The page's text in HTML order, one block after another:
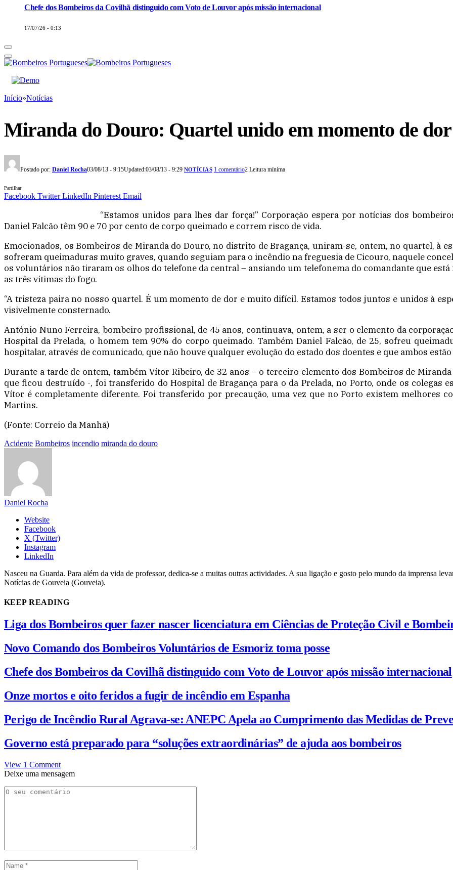
Chefe dos Bombeiros da Covilhã distinguido com Voto de Louvor após missão internacional
17/07/26 - 0:13
Início»Notícias
Miranda do Douro: Quartel unido em momento de dor
Postado por: Daniel Rocha03/08/13 - 9:15Updated:03/08/13 - 9:29 NOTÍCIAS 1 comentário2 Leitura mínima
Partilhar
Facebook Twitter LinkedIn Pinterest Email
“Estamos unidos para lhes dar força!” Corporação espera por notícias dos
Daniel Falcão têm 90 e 70 por cento de corpo queimado e correm risco de vida.
Emocionados, os Bombeiros de Miranda do Douro, no distrito de Bragança, uniram-se, ontem, no quartel, à
sofreram queimaduras muito graves, quando seguiam para o incêndio na freguesia de Cicouro, naquele
os voluntários não tiraram os olhos do telefone da central – ansiando um telefonema do comandante que
as três vítimas do fogo.
“A tristeza paira no nosso quartel. É um momento de dor e muito difícil. Estamos todos juntos e unidos à
visivelmente consternado.
António Nuno Ferreira, bombeiro profissional, de 45 anos, continuava, ontem, a ser o elemento da
Hospital da Prelada, o homem tem 90% do corpo queimado. Também Daniel Falcão, de 25, sofreu
hospitalar, através de comunicado, que não houve qualquer evolução do estado dos doentes e que ambos
Durante a tarde de ontem, também Vítor Ribeiro, de 32 anos – o terceiro elemento dos Bombeiros de
que ficou destruído -, foi transferido do Hospital de Bragança para o da Prelada, no Porto, onde os colegas
Vítor é completamente diferente. Foi transferido por precaução, uma vez que no Porto existem melhores
Martins.
(Fonte: Correio da Manhã)
Acidente Bombeiros incendio miranda do douro
Daniel Rocha
Website
Facebook
X (Twitter)
Instagram
LinkedIn
Nasceu na Guarda. Para além da vida de professor, dedica-se a muitas outras actividades. A sua ligação e gosto pelo mundo da imprensa
Notícias de Gouveia (Gouveia).
KEEP READING
Liga dos Bombeiros quer fazer nascer licenciatura em Ciências de Proteção Civil e
Novo Comando dos Bombeiros Voluntários de Esmoriz toma posse
Chefe dos Bombeiros da Covilhã distinguido com Voto de Louvor após missão internacional
Onze mortos e oito feridos a fugir de incêndio em Espanha
Perigo de Incêndio Rural Agrava-se: ANEPC Apela ao Cumprimento das Medidas de
Governo está preparado para “soluções extraordinárias” de ajuda aos bombeiros
View 1 Comment
Deixe uma mensagem